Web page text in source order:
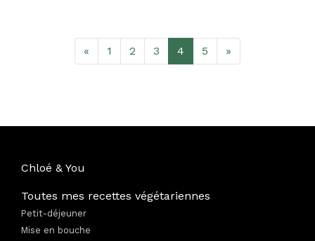
« 1 2 3 4 5 »
Chloé & You
Toutes mes recettes végétariennes
Petit-déjeuner
Mise en bouche